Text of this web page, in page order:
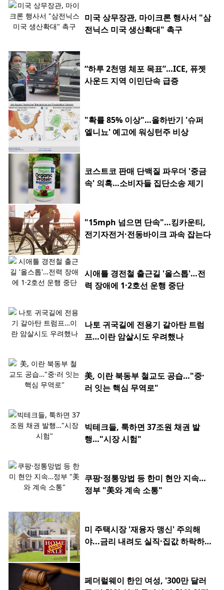
미국 상무장관, 마이크론 행사서 "삼
전닉스 미국 생산확대" 촉구
“하루 2천명 체포 목표”…ICE, 퓨젯
사운드 지역 이민단속 급증
"확률 85% 이상"…올하반기 '슈퍼
엘니뇨' 예고에 워싱턴주 비상
코스트코 판매 단백질 파우더 '중금
속' 의혹…소비자들 집단소송 제기
"15mph 넘으면 단속"…킹카운티,
전기자전거·전동바이크 과속 잡는다
시애틀 경전철 출근길 '올스톱'…전
력 장애에 1·2호선 운행 중단
나토 귀국길에 전용기 갈아탄 트럼
프…이란 암살시도 우려했나
美, 이란 북동부 철교도 공습…"중·
러 잇는 핵심 무역로"
빅테크들, 툭하면 37조원 채권 발
행…"시장 시험"
쿠팡·정통망법 등 한미 현안 지속…
정부 "美와 계속 소통"
미 주택시장 '재융자 맹신' 주의해
야...금리 내려도 실직·집값 하락하
페더럴웨이 한인 여성, '300만 달러